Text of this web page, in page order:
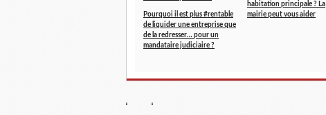
Pourquoi il est plus #rentable
de liquider une entreprise que
de la redresser… pour un
mandataire judiciaire ?
habitation principale ? La
mairie peut vous aider